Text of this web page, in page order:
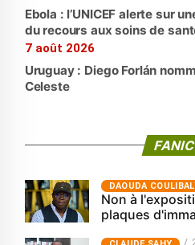
Ebola : l’UNICEF alerte sur
du recours aux soins de
7 août 2026
Uruguay : Diego Forlán
Celeste
‎DAOUDA
Non à
plaques